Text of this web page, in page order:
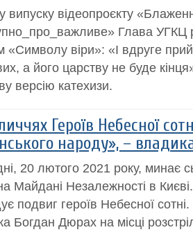
випуску відеопроєкту
Глава УГКЦ
«Символу віри»: «І вдруге
а його царству не буде
версію катехизи.
Героїв Небесної
народу», –
20 лютого 2021 року, минає
Майдані Незалежності в
подвиг героїв Небесної
Богдан Дюрах на місці